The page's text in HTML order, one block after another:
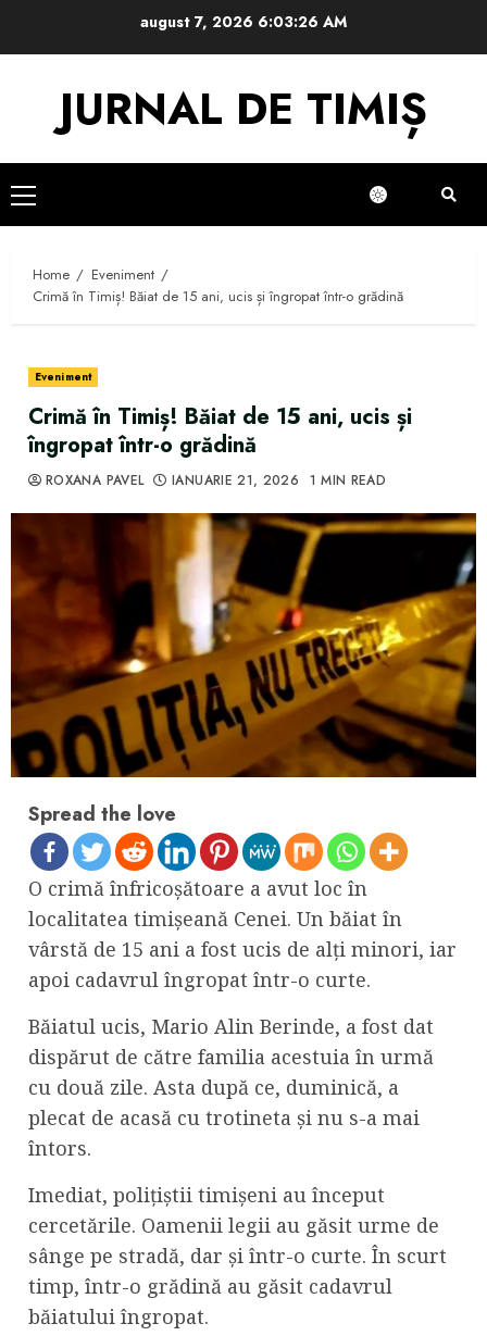
august 7, 2026 6:03:27 AM
JURNAL DE TIMIȘ
Primary
Menu
Home
Eveniment
Crimă în Timiș! Băiat de 15 ani, ucis și îngropat într-o grădină
Eveniment
Crimă în Timiș! Băiat de 15 ani, ucis și
îngropat într-o grădină
ROXANA PAVEL IANUARIE 21, 2026 1 MIN READ
Spread the love
O crimă înfricoșătoare a avut loc în
localitatea timișeană Cenei. Un băiat în
vârstă de 15 ani a fost ucis de alți minori, iar
apoi cadavrul îngropat într-o curte.
Băiatul ucis, Mario Alin Berinde, a fost dat
dispărut de către familia acestuia în urmă
cu două zile. Asta după ce, duminică, a
plecat de acasă cu trotineta și nu s-a mai
întors.
Imediat, polițiștii timișeni au început
cercetările. Oamenii legii au găsit urme de
sânge pe stradă, dar și într-o curte. În scurt
timp, într-o grădină au găsit cadavrul
băiatului îngropat.